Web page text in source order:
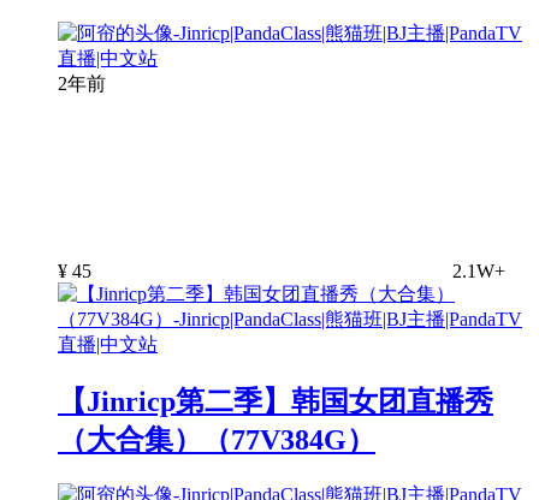
2年前
¥ 45 2.1W+
【Jinricp第二季】韩国女团直播秀
（大合集）（77V384G）